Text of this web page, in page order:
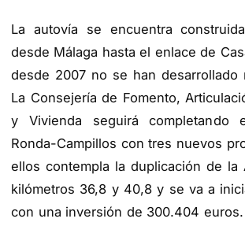
La autovía se encuentra
desde Málaga hasta el enlace de
desde 2007 no se han desarrollado
La Consejería de Fomento,
y Vivienda seguirá completando
Ronda-Campillos con tres nuevos
ellos contempla la duplicación de la
kilómetros 36,8 y 40,8 y se va a
con una inversión de 300.404 euros.